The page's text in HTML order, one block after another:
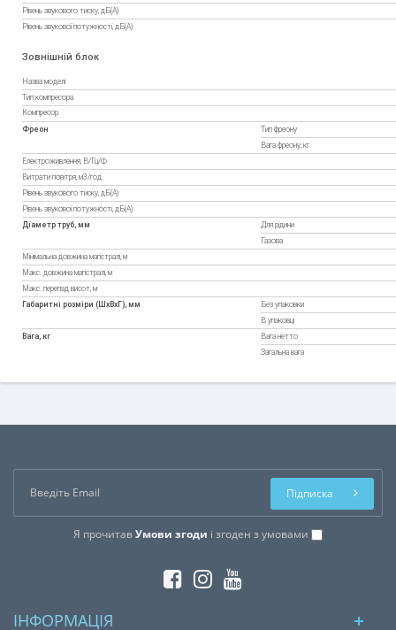
Рівень звукового тиску, дБ(А)
Рівень звукової потужності, дБ(А)
Зовнішній блок
Назва моделі
Тип компресора
Компресор
Фреон
Тип фреону
Вага фреону, кг
Електроживлення, В/Гц/Ф
Витрати повітря, м3/год.
Рівень звукового тиску, дБ(А)
Рівень звукової потужності, дБ(А)
Діаметр труб, мм
Для рідини
Газова
Мінімальна довжина магістралі, м
Макс. довжина магістралі, м
Макс. перепад висот, м
Габаритні розміри (ШхВхГ), мм
Без упаковки
В упаковці
Вага, кг
Вага нетто
Загальна вага
Я прочитавУмови згоди і згоден з умовами
Підписка
ІНФОРМАЦІЯ